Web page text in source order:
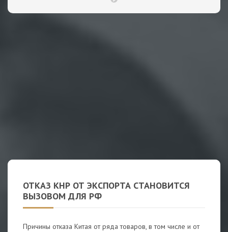
ОТКАЗ КНР ОТ ЭКСПОРТА СТАНОВИТСЯ
ВЫЗОВОМ ДЛЯ РФ
Причины отказа Китая от ряда товаров, в том числе и от